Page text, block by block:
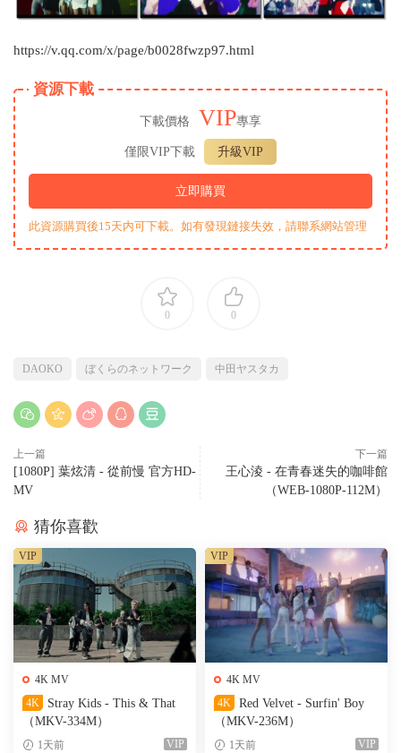
https://v.qq.com/x/page/b0028fwzp97.html
資源下載
下載價格 VIP專享
僅限VIP下載 升級VIP
立即購買
此資源購買後15天内可下載。如有發現鏈接失效，請聯系網站管理
0 0
DAOKO ぼくらのネットワーク 中田ヤスタカ
上一篇
[1080P] 葉炫清 - 從前慢 官方HD-
MV
下一篇
王心淩 - 在青春迷失的咖啡館
（WEB-1080P-112M）
猜你喜歡
4K MV
4K
Stray Kids - This & That
（MKV-334M）
1天前 VIP
VIP
4K MV
4K
Red Velvet - Surfin' Boy
（MKV-236M）
1天前 VIP
VIP